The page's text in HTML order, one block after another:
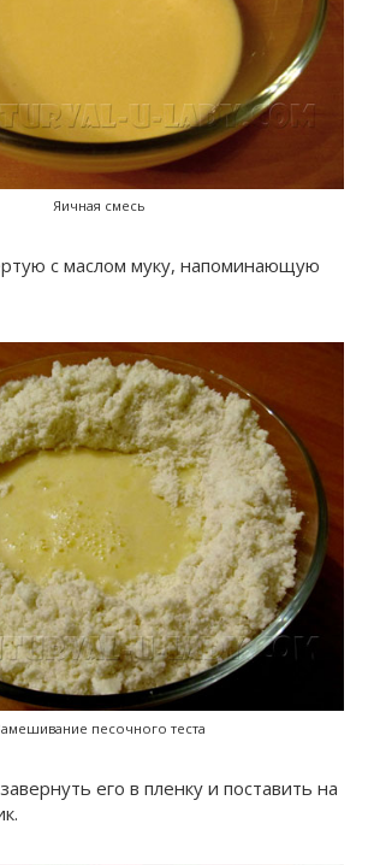
Яичная смесь
с маслом муку, напоминающую
песочного теста
его в пленку и поставить на